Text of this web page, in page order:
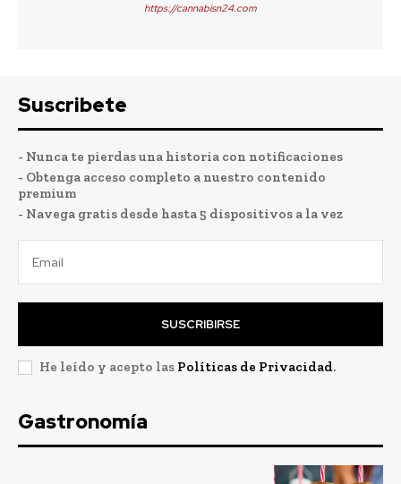
https://cannabisn24.com
Suscribete
- Nunca te pierdas una historia con notificaciones
- Obtenga acceso completo a nuestro contenido
premium
- Navega gratis desde hasta 5 dispositivos a la vez
SUSCRIBIRSE
He leído y acepto las Políticas de Privacidad.
Gastronomía